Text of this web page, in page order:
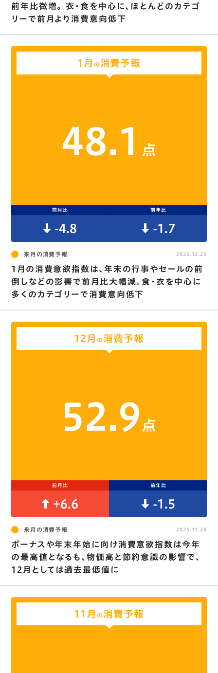
前年比微増｡ 衣･食を中心に､ほとんどのカテゴ
リーで前月より消費意向低下
1月 の消費予報
48.1 点
前月比 前年比
-4.8 -1.7
来月の消費予報
1月の消費意欲指数は､年末の行事やセールの前
倒しなどの影響で前月比大幅減。食･衣を中心に
多くのカテゴリーで消費意向低下
2025.12.25
12月の消費予報
52.9 点
前月比 前年比
+6.6 -1.5
来月の消費予報
ボーナスや年末年始に向け消費意欲指数は今年
の最高値となるも、物価高と節約意識の影響で､
12月としては過去最低値に
2025.11.28
11月の消費予報